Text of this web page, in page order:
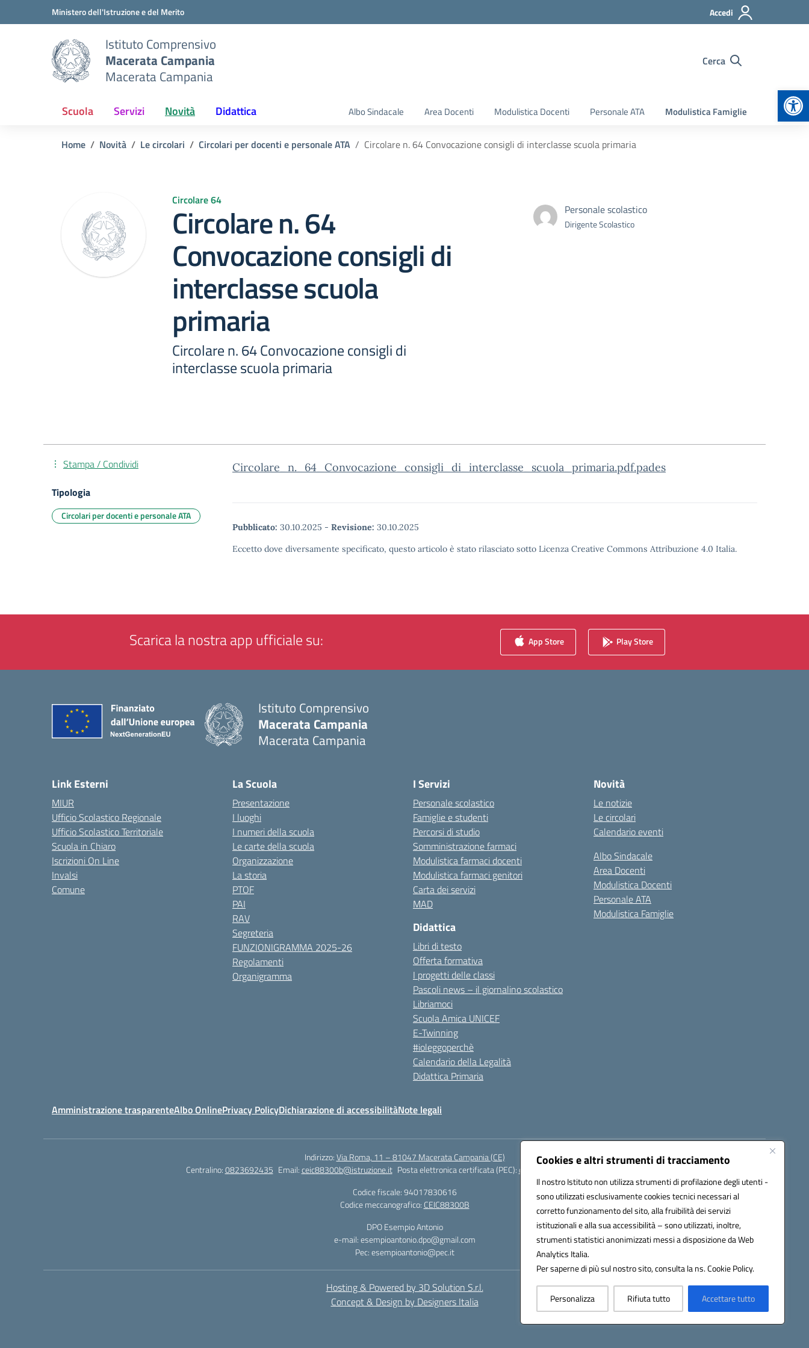
Cookies e altri strumenti di tracciamento
Il nostro Istituto non utilizza strumenti di profilazione degli utenti -
sono utilizzati esclusivamente cookies tecnici necessari al
corretto funzionamento del sito, alla fruibilità dei servizi
istituzionali e alla sua accessibilità – sono utilizzati, inoltre,
strumenti statistici anonimizzati messi a disposizione da Web
Analytics Italia.
Per saperne di più sul nostro sito, consulta la ns. Cookie Policy.
Personalizza Rifiuta tutto Accettare tutto
Vai ai contenuti
Vai al menu di navigazioneMinistero dell'Istruzione e del Merito Accedi
Istituto Comprensivo
Macerata Campania
Macerata Campania
Cerca
Scuola Servizi Novità Didattica Albo Sindacale Area Docenti Modulistica Docenti Personale ATA Modulistica Famiglie
Home Novità Le circolari Circolari per docenti e personale ATA Circolare n. 64 Convocazione consigli di interclasse scuola primaria
Circolare 64
Circolare n. 64
Convocazione consigli di
interclasse scuola
primaria
Circolare n. 64 Convocazione consigli di
interclasse scuola primaria
Personale scolastico
Dirigente Scolastico
Circolare_n._64_Convocazione_consigli_di_interclasse_scuola_primaria.pdf.pades
Pubblicato: 30.10.2025 - Revisione: 30.10.2025
Eccetto dove diversamente specificato, questo articolo è stato rilasciato sotto Licenza Creative Commons Attribuzione 4.0 Italia.
Stampa / Condividi
Tipologia
Circolari per docenti e personale ATA
Scarica la nostra app ufficiale su: App Store Play Store
Istituto Comprensivo
Macerata Campania
Macerata Campania
Link Esterni
MIUR
Ufficio Scolastico Regionale
Ufficio Scolastico Territoriale
Scuola in Chiaro
Iscrizioni On Line
Invalsi
Comune
La Scuola
Presentazione
I luoghi
I numeri della scuola
Le carte della scuola
Organizzazione
La storia
PTOF
PAI
RAV
Segreteria
FUNZIONIGRAMMA 2025-26
Regolamenti
Organigramma
I Servizi
Personale scolastico
Famiglie e studenti
Percorsi di studio
Somministrazione farmaci
Modulistica farmaci docenti
Modulistica farmaci genitori
Carta dei servizi
MAD
Didattica
Libri di testo
Offerta formativa
I progetti delle classi
Pascoli news – il giornalino scolastico
Libriamoci
Scuola Amica UNICEF
E-Twinning
#ioleggoperchè
Calendario della Legalità
Didattica Primaria
Novità
Le notizie
Le circolari
Calendario eventi
Albo Sindacale
Area Docenti
Modulistica Docenti
Personale ATA
Modulistica Famiglie
Amministrazione trasparenteAlbo OnlinePrivacy PolicyDichiarazione di accessibilitàNote legali
Indirizzo:Via Roma, 11 – 81047 Macerata Campania (CE)
Centralino:0823692435 Email:ceic88300b@istruzione.it Posta elettronica certificata (PEC):ceic88300b@pec.istruzione.it
Codice fiscale: 94017830616
Codice meccanografico: CEIC88300B
DPO Esempio Antonio
e-mail: esempioantonio.dpo@gmail.com
Pec: esempioantonio@pec.it
Hosting & Powered by 3D Solution S.r.l.
Concept & Design by Designers Italia